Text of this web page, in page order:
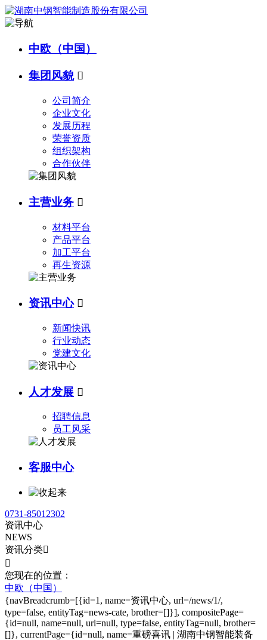
中欧（中国）
集团风貌 
公司简介
企业文化
发展历程
荣誉资质
组织架构
合作伙伴
主营业务 
材料平台
产品平台
加工平台
再生资源
资讯中心 
新闻快讯
行业动态
党建文化
人才发展 
招聘信息
员工风采
客服中心
0731-85012302
资讯中心
NEWS
资讯分类

您现在的位置：
中欧（中国）
{navBreadcrumb=[{id=1, name=资讯中心, url=/news/1/,
type=false, entityTag=news-cate, brother=[]}], compositePage=
{id=null, name=null, url=null, type=false, entityTag=null, brother=
[]}, currentPage={id=null, name=重磅喜讯 | 湖南中钢智能装备